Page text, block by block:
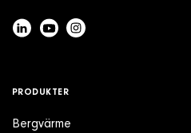
PRODUKTER
Bergvärme